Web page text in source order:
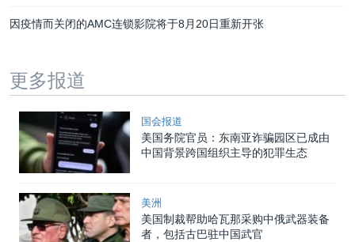
因疫情而关闭的AMC连锁影院将于8月20日重新开张
更多报道
国会报道
美国务院官员：东南亚诈骗园区已成由
中国背景跨国组织主导的犯罪生态
美洲
美国制裁帮助哈瓦那采购中俄武器装备
者，包括古巴驻中国武官